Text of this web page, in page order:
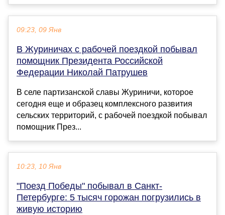
09:23, 09 Янв
В Журиничах с рабочей поездкой побывал
помощник Президента Российской
Федерации Николай Патрушев
В селе партизанской славы Журиничи, которое
сегодня еще и образец комплексного развития
сельских территорий, с рабочей поездкой побывал
помощник През...
10:23, 10 Янв
"Поезд Победы" побывал в Санкт-
Петербурге: 5 тысяч горожан погрузились в
живую историю